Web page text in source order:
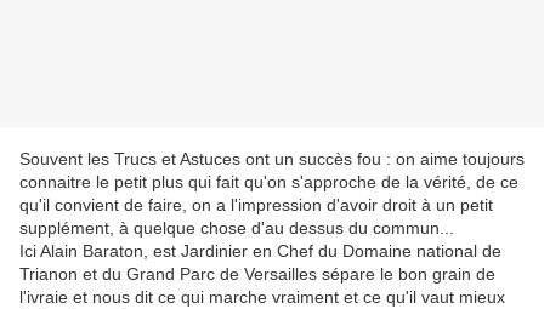
Souvent les Trucs et Astuces ont un succès fou : on aime toujours
connaitre le petit plus qui fait qu'on s'approche de la vérité, de ce
qu'il convient de faire, on a l'impression d'avoir droit à un petit
supplément, à quelque chose d'au dessus du commun...
Ici Alain Baraton, est Jardinier en Chef du Domaine national de
Trianon et du Grand Parc de Versailles sépare le bon grain de
l'ivraie et nous dit ce qui marche vraiment et ce qu'il vaut mieux